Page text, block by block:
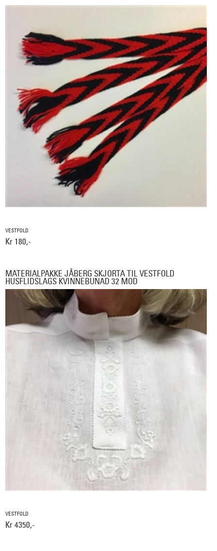
VESTFOLD
Kr 180,-
MATERIALPAKKE JÅBERG SKJORTA TIL VESTFOLD
HUSFLIDSLAGS KVINNEBUNAD 32 MOD
VESTFOLD
Kr 4350,-